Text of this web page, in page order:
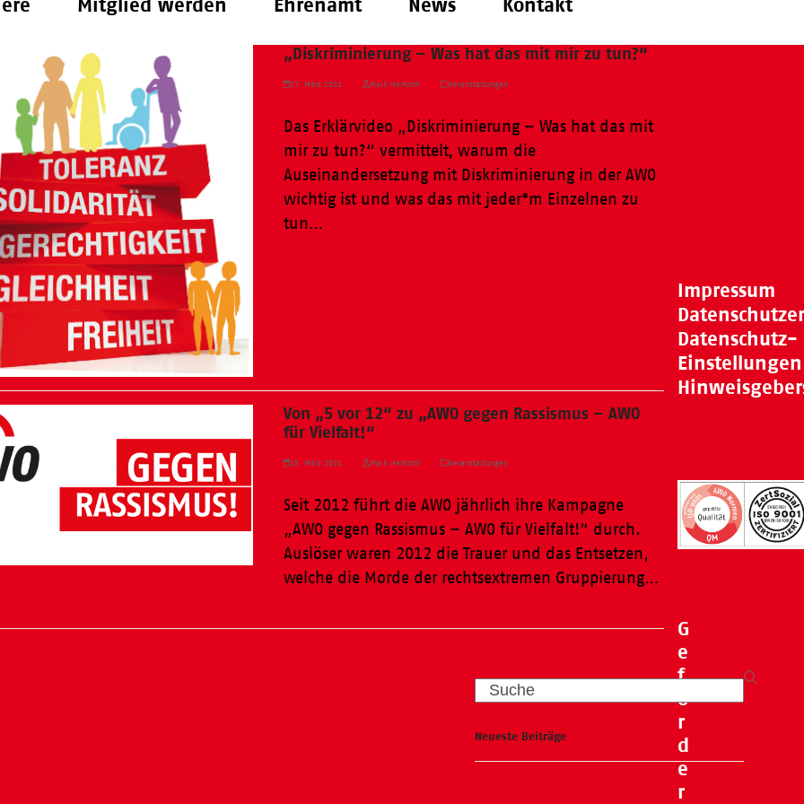
Mitglied werden Ehrenamt News Kontakt
„Diskriminierung – Was hat das mit mir zu tun?“
17. März 2021 Maik Herfurth Veranstaltungen
Das Erklärvideo „Diskriminierung – Was hat das mit
mir zu tun?“ vermittelt, warum die
Auseinandersetzung mit Diskriminierung in der AWO
wichtig ist und was das mit jeder*m Einzelnen zu
tun…
Von „5 vor 12“ zu „AWO gegen Rassismus – AWO
für Vielfalt!“
15. März 2021 Maik Herfurth Veranstaltungen
Seit 2012 führt die AWO jährlich ihre Kampagne
„AWO gegen Rassismus – AWO für Vielfalt!“ durch.
Auslöser waren 2012 die Trauer und das Entsetzen,
welche die Morde der rechtsextremen Gruppierung…
Search
Neueste Beiträge
Impressum
Datenschutz-
Einstellungen
G
e
f
ö
r
d
e
r